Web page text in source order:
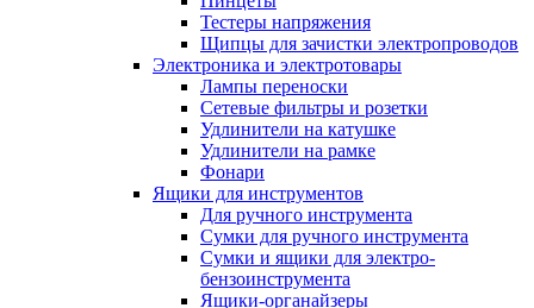
Тестеры напряжения
Щипцы для зачистки электропроводов
Электроника и электротовары
Лампы переноски
Сетевые фильтры и розетки
Удлинители на катушке
Удлинители на рамке
Фонари
Ящики для инструментов
Для ручного инструмента
Сумки для ручного инструмента
Сумки и ящики для электро-
бензоинструмента
Ящики-органайзеры